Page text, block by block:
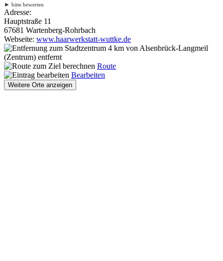
► bitte bewerten
Adresse:
Hauptstraße 11
67681 Wartenberg-Rohrbach
Webseite: www.haarwerkstatt-wuttke.de
4 km von Alsenbrück-Langmeil
(Zentrum) entfernt
Route
Bearbeiten
Weitere Orte anzeigen